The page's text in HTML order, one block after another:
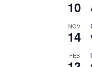
10
NOV
14
FEB